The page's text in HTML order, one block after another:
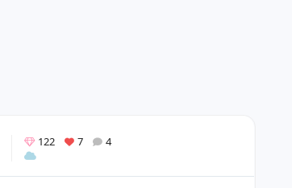
122 7 4